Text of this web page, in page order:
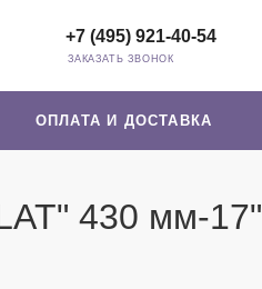
+7 (495) 921-40-54
ЗАКАЗАТЬ ЗВОНОК
ОПЛАТА И ДОСТАВКА
430 мм-